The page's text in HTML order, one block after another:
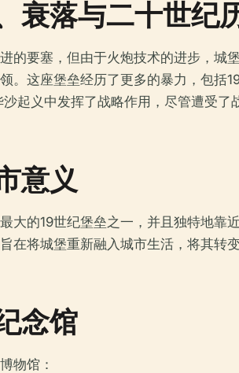
衰落与二十世纪
的要塞，但由于火炮技术的进步，城
。这座堡垒经历了更多的暴力，包括
起义中发挥了战略作用，尽管遭受了
意义
大的19世纪堡垒之一，并且独特地靠
在将城堡重新融入城市生活，将其转
念馆
物馆：